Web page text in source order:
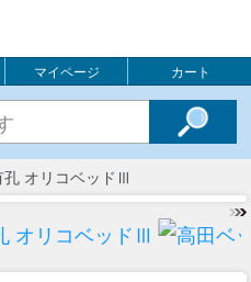
マイページ カート
孔 オリコベッドⅢ